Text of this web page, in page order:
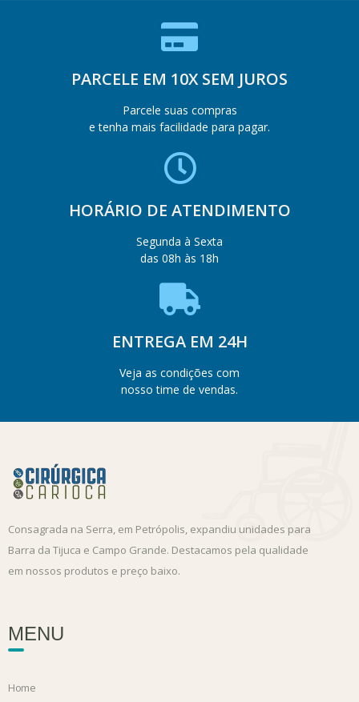
PARCELE EM 10X SEM JUROS
Parcele suas compras
e tenha mais facilidade para pagar.
HORÁRIO DE ATENDIMENTO
Segunda à Sexta
das 08h às 18h
ENTREGA EM 24H
Veja as condições com
nosso time de vendas.
Consagrada na Serra, em Petrópolis, expandiu unidades para
Barra da Tijuca e Campo Grande. Destacamos pela qualidade
em nossos produtos e preço baixo.
MENU
Home